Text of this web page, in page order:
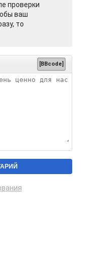
проверки
ваш
то
[BBcode]